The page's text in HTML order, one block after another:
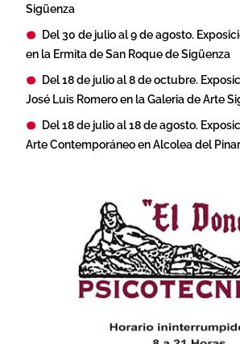
Sigüenza
Del 30 de julio al 9 de agosto.
en la Ermita de San Roque de Sigüenza
Del 18 de julio al 8 de octubre.
José Luis Romero en la Galeria de Arte
Del 18 de julio al 18 de agosto.
Arte Contemporáneo en Alcolea del Pinar